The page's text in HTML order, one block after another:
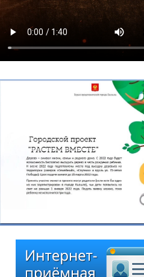
Главы-
Председателя Хурала
Кызыла от 13 июля 2026
г. «О назначении даты
заседания внеочередной
сессии Хурала
13.07.2026